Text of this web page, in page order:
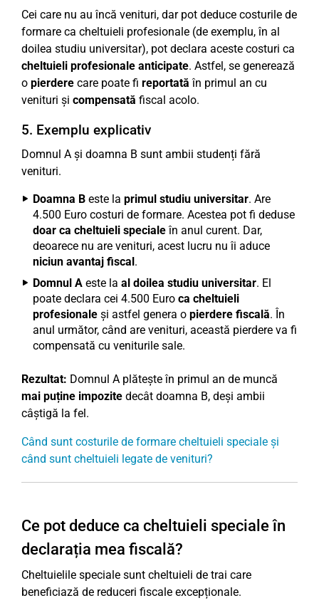
Cei care nu au încă venituri, dar pot deduce costurile de
formare ca cheltuieli profesionale (de exemplu, în al
doilea studiu universitar), pot declara aceste costuri ca
cheltuieli profesionale anticipate. Astfel, se generează
o pierdere care poate fi reportată în primul an cu
venituri și compensată fiscal acolo.
5. Exemplu explicativ
Domnul A și doamna B sunt ambii studenți fără
venituri.
Doamna B este la primul studiu universitar. Are
4.500 Euro costuri de formare. Acestea pot fi deduse
doar ca cheltuieli specialeîn anul curent. Dar,
deoarece nu are venituri, acest lucru nu îi aduce
niciun avantaj fiscal.
Domnul A este la al doilea studiu universitar. El
poate declara cei 4.500 Euro ca cheltuieli
profesionale și astfel genera o pierdere fiscală. În
anul următor, când are venituri, această pierdere va fi
compensată cu veniturile sale.
Rezultat: Domnul A plătește în primul an de muncă
mai puține impozite decât doamna B, deși ambii
câștigă la fel.
Când sunt costurile de formare cheltuieli speciale și
când sunt cheltuieli legate de venituri?
Ce pot deduce ca cheltuieli speciale în
declarația mea fiscală?
Cheltuielile speciale sunt cheltuieli de trai care
beneficiază de reduceri fiscale excepționale.